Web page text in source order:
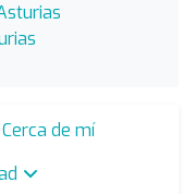
Cerca de mí